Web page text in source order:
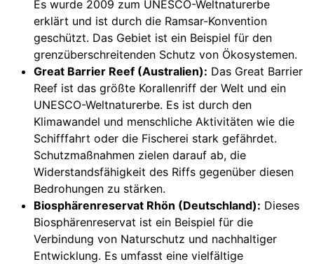
Es wurde 2009 zum UNESCO-Weltnaturerbe
erklärt und ist durch die Ramsar-Konvention
geschützt. Das Gebiet ist ein Beispiel für den
grenzüberschreitenden Schutz von Ökosystemen.
Great Barrier Reef (Australien): Das Great Barrier
Reef ist das größte Korallenriff der Welt und ein
UNESCO-Weltnaturerbe. Es ist durch den
Klimawandel und menschliche Aktivitäten wie die
Schifffahrt oder die Fischerei stark gefährdet.
Schutzmaßnahmen zielen darauf ab, die
Widerstandsfähigkeit des Riffs gegenüber diesen
Bedrohungen zu stärken.
Biosphärenreservat Rhön (Deutschland): Dieses
Biosphärenreservat ist ein Beispiel für die
Verbindung von Naturschutz und nachhaltiger
Entwicklung. Es umfasst eine vielfältige